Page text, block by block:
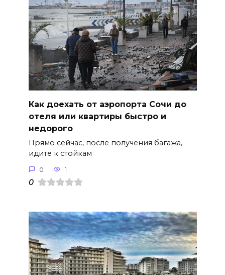
Как доехать от аэропорта Сочи до
отеля или квартиры быстро и
недорого
Прямо сейчас, после получения багажа,
идите к стойкам
0 1
0